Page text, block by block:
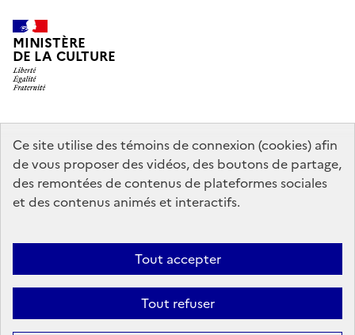
Ce site utilise des témoins de connexion (cookies) afin
de vous proposer des vidéos, des boutons de partage,
des remontées de contenus de plateformes sociales
et des contenus animés et interactifs.
Tout accepter
Tout refuser
MINISTÈRE
DE LA CULTURE
data.gouv.fr legifrance.gouv.fr
info.gouv.fr
service-public.gouv.fr
Mentions légales Accessibilité : partiellement conforme
Politique
d’utilisation des témoins de connexion (cookies)
Plan du site